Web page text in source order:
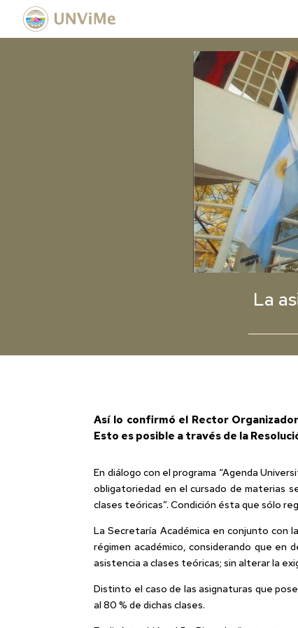
La
Así lo confirmó el Rector
Esto es posible a través de la
En diálogo con el programa “Agenda
obligatoriedad en el cursado de materias
clases teóricas”. Condición ésta que sólo
La Secretaría Académica en conjunto con
régimen académico, considerando que
asistencia a clases teóricas; sin alterar la
Distinto el caso de las asignaturas que
al 80 % de dichas clases.